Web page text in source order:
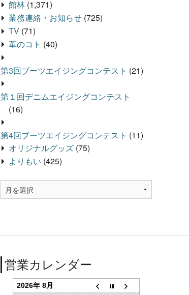
館林 (1,371)
業務連絡・お知らせ (725)
TV (71)
革のコト (40)
第3回ブーツエイジングコンテスト (21)
第１回デニムエイジングコンテスト
(16)
第4回ブーツエイジングコンテスト (11)
オリジナルグッズ (75)
よりもい (425)
営業カレンダー
2026年 8月